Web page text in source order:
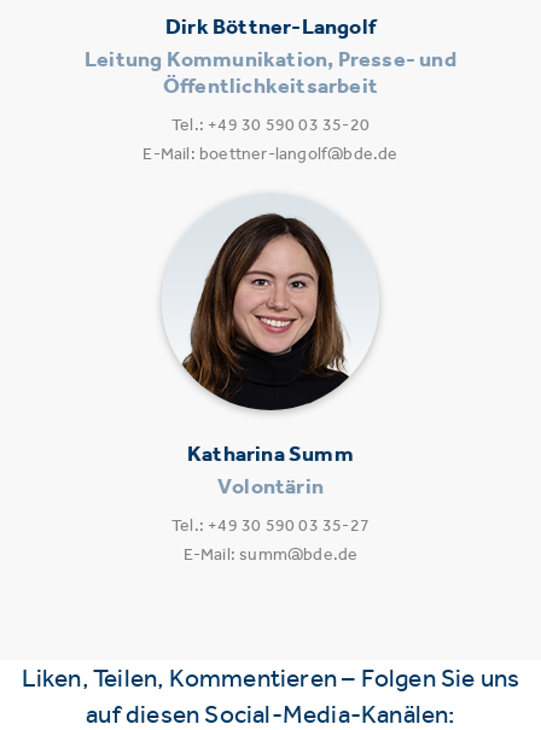
Dirk Böttner-Langolf
Leitung Kommunikation, Presse- und
Öffentlichkeitsarbeit
Tel.: +49 30 590 03 35-20
E-Mail: boettner-langolf@bde.de
Katharina Summ
Volontärin
Tel.: +49 30 590 03 35-27
E-Mail: summ@bde.de
Liken, Teilen, Kommentieren – Folgen Sie uns
auf diesen Social-Media-Kanälen: